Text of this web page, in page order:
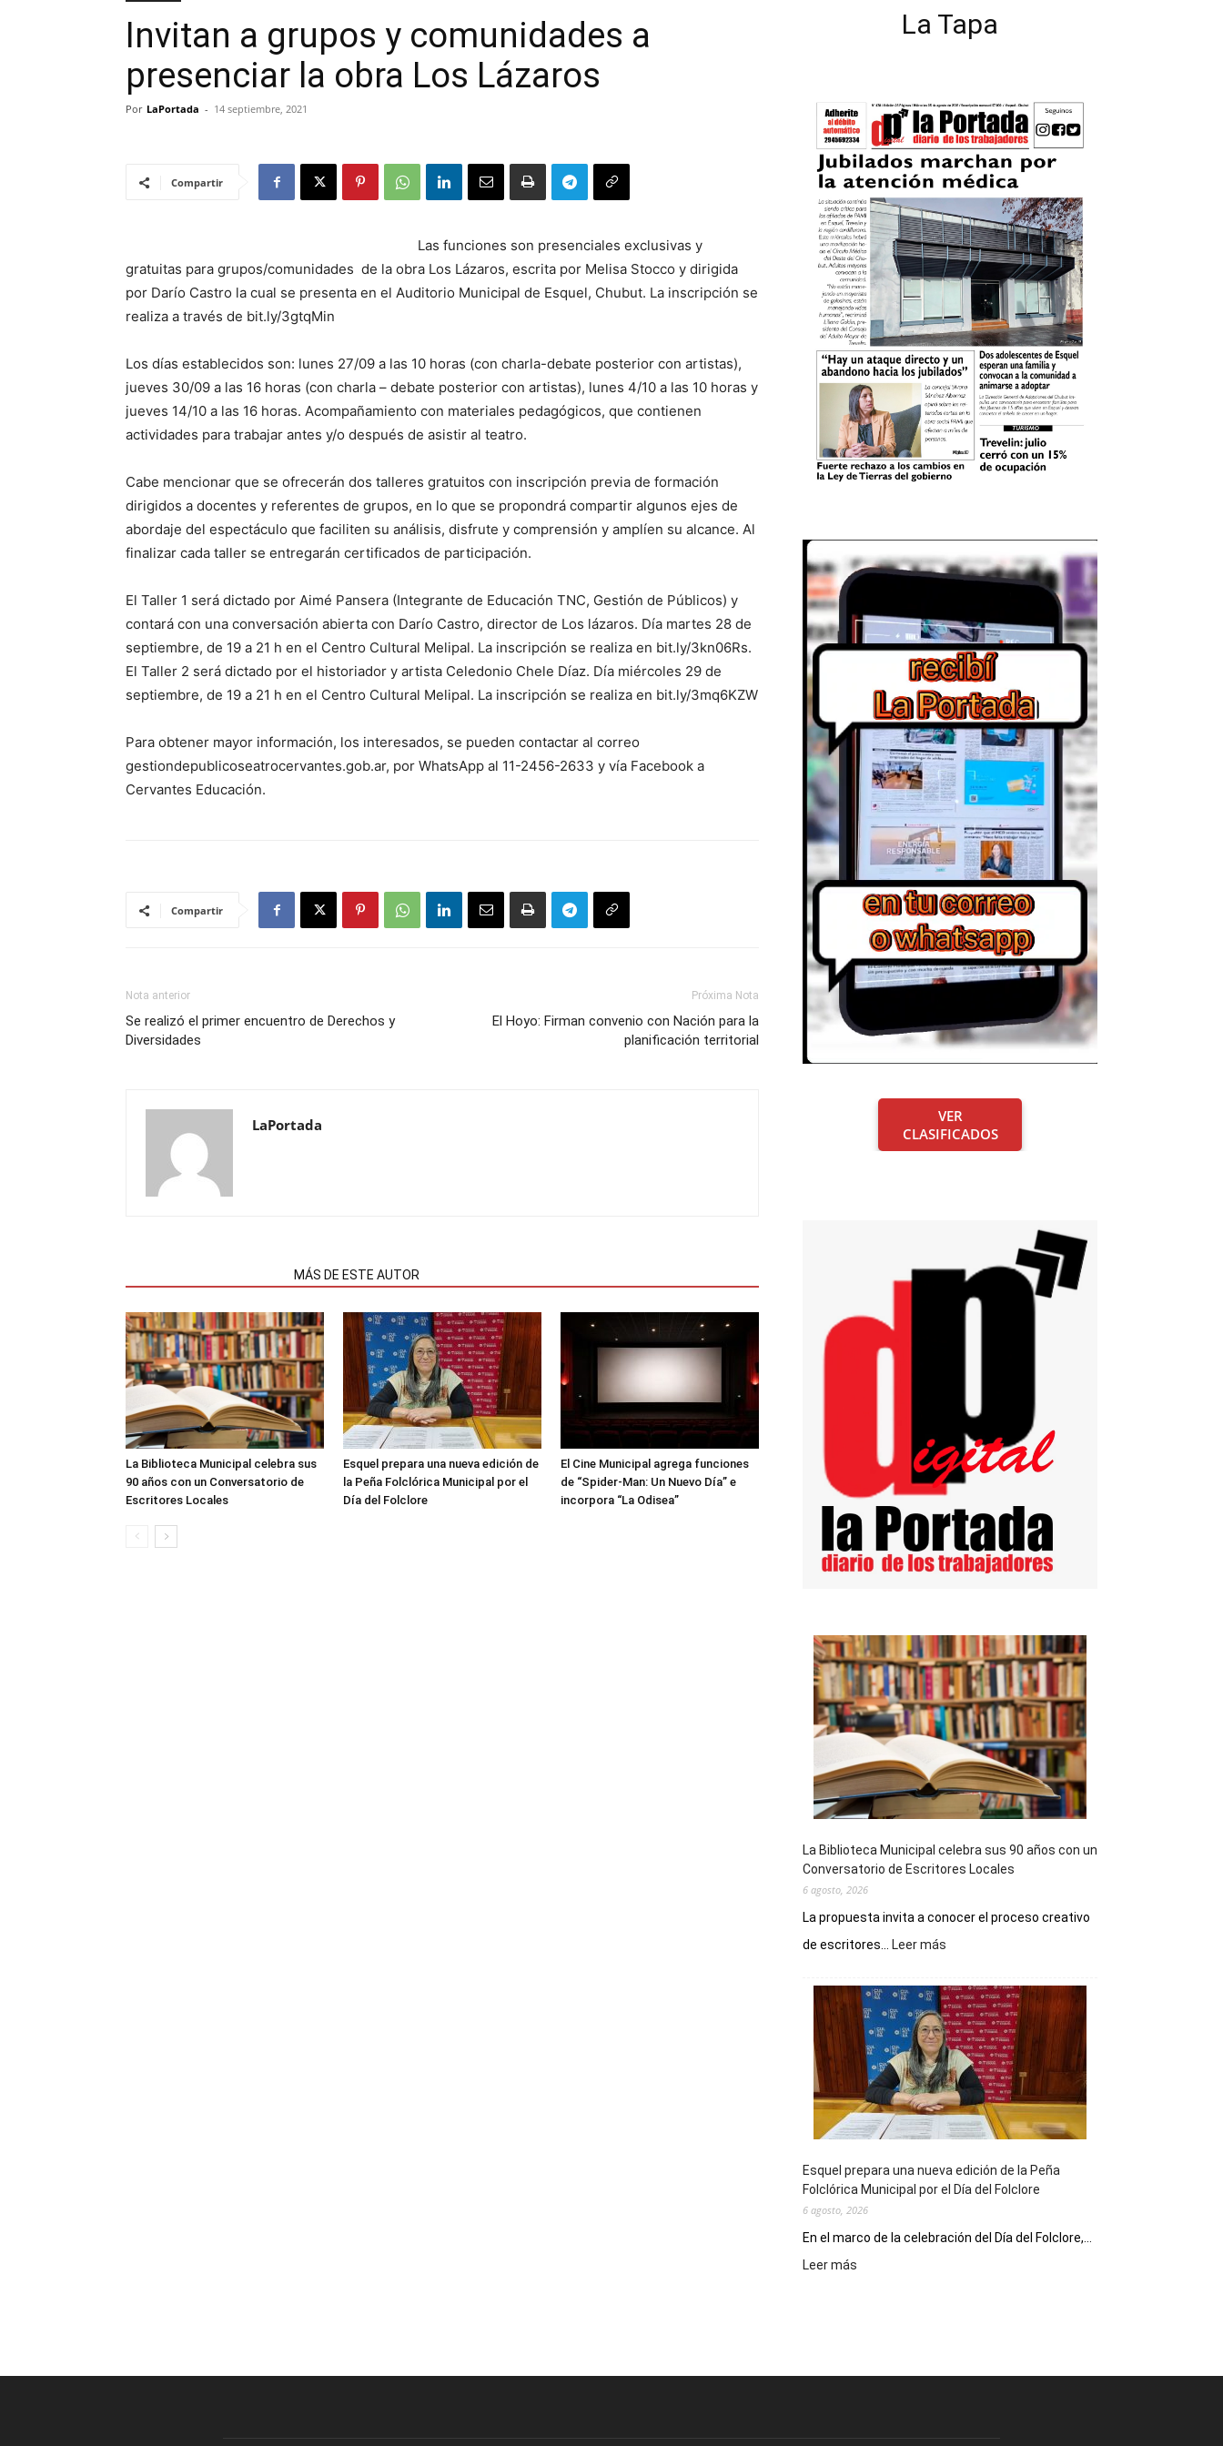
Invitan a grupos y comunidades a
presenciar la obra Los Lázaros
Por LaPortada - 14 septiembre, 2021
Compartir
Las funciones son presenciales exclusivas y
gratuitas para grupos/comunidades de la obra Los Lázaros, escrita por Melisa Stocco y dirigida
por Darío Castro la cual se presenta en el Auditorio Municipal de Esquel, Chubut. La inscripción se
realiza a través de bit.ly/3gtqMin
Los días establecidos son: lunes 27/09 a las 10 horas (con charla-debate posterior con artistas),
jueves 30/09 a las 16 horas (con charla – debate posterior con artistas), lunes 4/10 a las 10 horas y
jueves 14/10 a las 16 horas. Acompañamiento con materiales pedagógicos, que contienen
actividades para trabajar antes y/o después de asistir al teatro.
Cabe mencionar que se ofrecerán dos talleres gratuitos con inscripción previa de formación
dirigidos a docentes y referentes de grupos, en lo que se propondrá compartir algunos ejes de
abordaje del espectáculo que faciliten su análisis, disfrute y comprensión y amplíen su alcance. Al
finalizar cada taller se entregarán certificados de participación.
El Taller 1 será dictado por Aimé Pansera (Integrante de Educación TNC, Gestión de Públicos) y
contará con una conversación abierta con Darío Castro, director de Los lázaros. Día martes 28 de
septiembre, de 19 a 21 h en el Centro Cultural Melipal. La inscripción se realiza en bit.ly/3kn06Rs.
El Taller 2 será dictado por el historiador y artista Celedonio Chele Díaz. Día miércoles 29 de
septiembre, de 19 a 21 h en el Centro Cultural Melipal. La inscripción se realiza en bit.ly/3mq6KZW
Para obtener mayor información, los interesados, se pueden contactar al correo
gestiondepublicoseatrocervantes.gob.ar, por WhatsApp al 11-2456-2633 y vía Facebook a
Cervantes Educación.
Compartir
Nota anterior
Se realizó el primer encuentro de Derechos y
Diversidades
Próxima Nota
El Hoyo: Firman convenio con Nación para la
planificación territorial
LaPortada
MÁS DE ESTE AUTOR
La Biblioteca Municipal celebra sus
90 años con un Conversatorio de
Escritores Locales
Esquel prepara una nueva edición de
la Peña Folclórica Municipal por el
Día del Folclore
El Cine Municipal agrega funciones
de “Spider-Man: Un Nuevo Día” e
incorpora “La Odisea”
La Tapa
VER
CLASIFICADOS
La Biblioteca Municipal celebra sus 90 años con un
Conversatorio de Escritores Locales
6 agosto, 2026
La propuesta invita a conocer el proceso creativo
de escritores...
Leer más
Municipal
celebra
sus
90
años
con
un
Conversatorio
Escritores
Locales
Esquel prepara una nueva edición de la Peña
Folclórica Municipal por el Día del Folclore
6 agosto, 2026
En el marco de la celebración del Día del Folclore,...
Leer más
de